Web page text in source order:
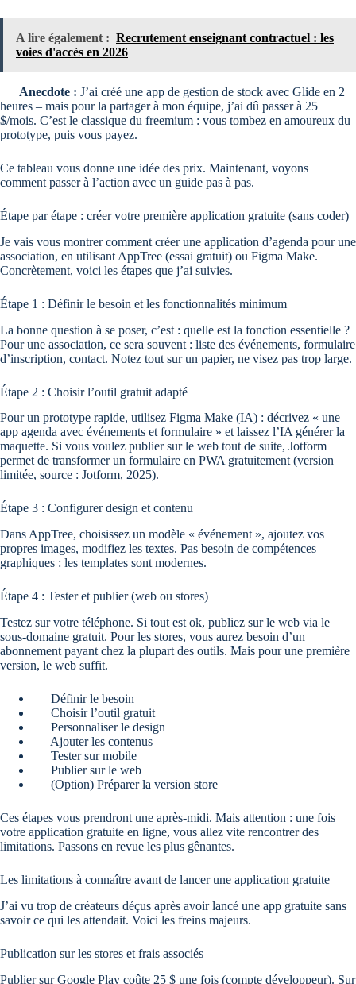
A lire également : Recrutement enseignant contractuel : les
voies d'accès en 2026
Anecdote : J’ai créé une app de gestion de stock avec Glide en 2
heures – mais pour la partager à mon équipe, j’ai dû passer à 25
$/mois. C’est le classique du freemium : vous tombez en amoureux du
prototype, puis vous payez.
Ce tableau vous donne une idée des prix. Maintenant, voyons
comment passer à l’action avec un guide pas à pas.
Étape par étape : créer votre première application gratuite (sans coder)
Je vais vous montrer comment créer une application d’agenda pour une
association, en utilisant AppTree (essai gratuit) ou Figma Make.
Concrètement, voici les étapes que j’ai suivies.
Étape 1 : Définir le besoin et les fonctionnalités minimum
La bonne question à se poser, c’est : quelle est la fonction essentielle ?
Pour une association, ce sera souvent : liste des événements, formulaire
d’inscription, contact. Notez tout sur un papier, ne visez pas trop large.
Étape 2 : Choisir l’outil gratuit adapté
Pour un prototype rapide, utilisez Figma Make (IA) : décrivez « une
app agenda avec événements et formulaire » et laissez l’IA générer la
maquette. Si vous voulez publier sur le web tout de suite, Jotform
permet de transformer un formulaire en PWA gratuitement (version
limitée, source : Jotform, 2025).
Étape 3 : Configurer design et contenu
Dans AppTree, choisissez un modèle « événement », ajoutez vos
propres images, modifiez les textes. Pas besoin de compétences
graphiques : les templates sont modernes.
Étape 4 : Tester et publier (web ou stores)
Testez sur votre téléphone. Si tout est ok, publiez sur le web via le
sous-domaine gratuit. Pour les stores, vous aurez besoin d’un
abonnement payant chez la plupart des outils. Mais pour une première
version, le web suffit.
Définir le besoin
Choisir l’outil gratuit
Personnaliser le design
Ajouter les contenus
Tester sur mobile
Publier sur le web
(Option) Préparer la version store
Ces étapes vous prendront une après-midi. Mais attention : une fois
votre application gratuite en ligne, vous allez vite rencontrer des
limitations. Passons en revue les plus gênantes.
Les limitations à connaître avant de lancer une application gratuite
J’ai vu trop de créateurs déçus après avoir lancé une app gratuite sans
savoir ce qui les attendait. Voici les freins majeurs.
Publication sur les stores et frais associés
Publier sur Google Play coûte 25 $ une fois (compte développeur). Sur